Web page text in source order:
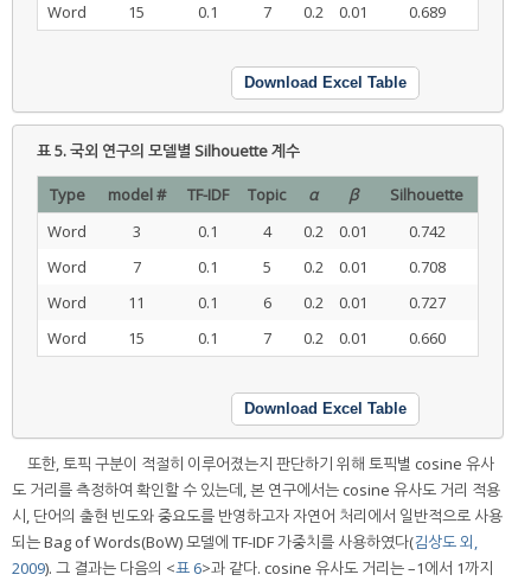
Word
15 0.1 7 0.2 0.01 0.689
Download Excel Table
표 5.국외 연구의 모델별 Silhouette 계수
Type model # TF-IDF Topic α β
Silhouette
Word
3 0.1 4 0.2 0.01
0.742
Word
7 0.1 5 0.2 0.01
0.708
Word
11 0.1 6 0.2 0.01
0.727
Word
15 0.1 7 0.2 0.01 0.660
Download Excel Table
또한, 토픽 구분이 적절히 이루어졌는지 판단하기 위해 토픽별 cosine 유사
도 거리를 측정하여 확인할 수 있는데, 본 연구에서는 cosine 유사도 거리 적용
시, 단어의 출현 빈도와 중요도를 반영하고자 자연어 처리에서 일반적으로 사용
되는 Bag of Words(BoW) 모델에 TF-IDF 가중치를 사용하였다(김상도 외,
2009). 그 결과는 다음의 <표 6>과 같다. cosine 유사도 거리는 –1에서 1까지